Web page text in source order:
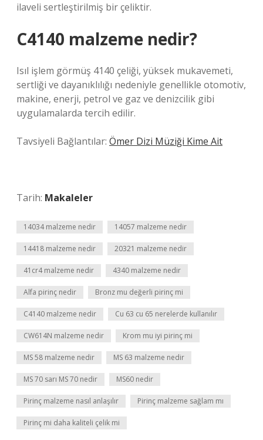
ilaveli sertleştirilmiş bir çeliktir.
C4140 malzeme nedir?
Isıl işlem görmüş 4140 çeliği, yüksek mukavemeti,
sertliği ve dayanıklılığı nedeniyle genellikle otomotiv,
makine, enerji, petrol ve gaz ve denizcilik gibi
uygulamalarda tercih edilir.
Tavsiyeli Bağlantılar: Ömer Dizi Müziği Kime Ait
Tarih: Makaleler
14034 malzeme nedir 14057 malzeme nedir
14418 malzeme nedir 20321 malzeme nedir
41cr4 malzeme nedir 4340 malzeme nedir
Alfa pirinç nedir Bronz mu değerli pirinç mi
C4140 malzeme nedir Cu 63 cu 65 nerelerde kullanılır
CW614N malzeme nedir Krom mu iyi pirinç mi
MS 58 malzeme nedir MS 63 malzeme nedir
MS 70 sarı MS 70 nedir MS60 nedir
Pirinç malzeme nasıl anlaşılır Pirinç malzeme sağlam mı
Pirinç mi daha kaliteli çelik mi